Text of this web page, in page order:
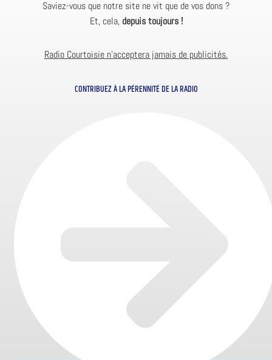
Saviez-vous que notre site ne vit que de vos dons ?
Et, cela, depuis toujours !
Radio Courtoisie n’acceptera jamais de publicités.
CONTRIBUEZ À LA PÉRENNITÉ DE LA RADIO